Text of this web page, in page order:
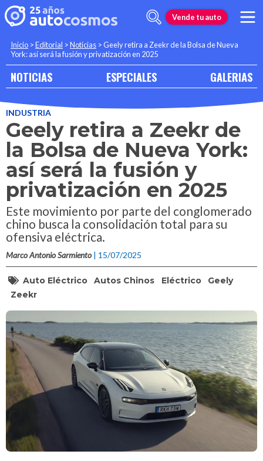
Vende tu auto
Inicio >Editorial >Noticias >Geely retira a Zeekr de la Bolsa de Nueva
York: así será la fusión y privatización en 2025
NOTICIAS ESPECIALES GALERIAS
INDUSTRIA
Geely retira a Zeekr de
la Bolsa de Nueva York:
así será la fusión y
privatización en 2025
Este movimiento por parte del conglomerado
chino busca la consolidación total para su
ofensiva eléctrica.
Marco Antonio Sarmiento | 15/07/2025
Auto Eléctrico Autos Chinos Eléctrico
Geely
Zeekr